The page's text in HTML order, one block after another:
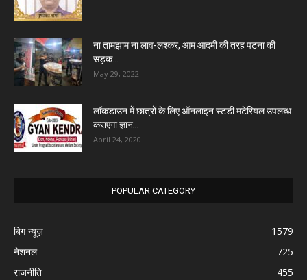
ना तामझाम ना लाव-लश्कर, आम आदमी की तरह पटना की
सड़क...
May 29, 2022
लॉकडाउन में छात्रों के लिए ऑनलाइन स्टडी मटेरियल उपलब्ध
कराएगा ज्ञान...
April 24, 2020
POPULAR CATEGORY
बिग न्यूज़
1579
नेशनल
725
राजनीति
455